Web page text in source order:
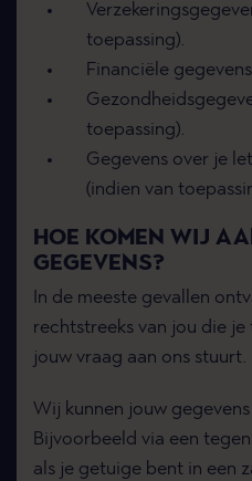
toepassing).
Financiële
toepassing).
Gegevens over je
(indien van
HOE KOMEN WIJ
GEGEVENS?
In de meeste gevallen
rechtstreeks van jou die
jouw vraag aan ons stuurt.
Wij kunnen jouw
Bijvoorbeeld via een
als je getuige bent in een